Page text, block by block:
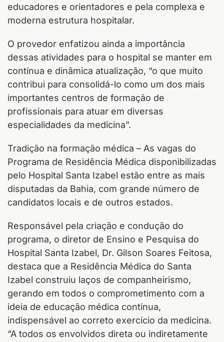
educadores e orientadores e pela complexa e
moderna estrutura hospitalar.
O provedor enfatizou ainda a importância
dessas atividades para o hospital se manter em
contínua e dinâmica atualização, “o que muito
contribui para consolidá-lo como um dos mais
importantes centros de formação de
profissionais para atuar em diversas
especialidades da medicina”.
Tradição na formação médica – As vagas do
Programa de Residência Médica disponibilizadas
pelo Hospital Santa Izabel estão entre as mais
disputadas da Bahia, com grande número de
candidatos locais e de outros estados.
Responsável pela criação e condução do
programa, o diretor de Ensino e Pesquisa do
Hospital Santa Izabel, Dr. Gilson Soares Feitosa,
destaca que a Residência Médica do Santa
Izabel construiu laços de companheirismo,
gerando em todos o comprometimento com a
ideia de educação médica contínua,
indispensável ao correto exercício da medicina.
“A todos os envolvidos direta ou indiretamente